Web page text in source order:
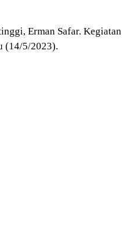
Erman Safar. Kegiatan
(14/5/2023).